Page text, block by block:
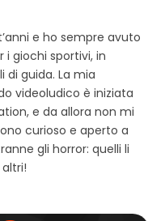
e ho sempre avuto
i giochi sportivi, in
di guida. La mia
videoludico è iniziata
e da allora non mi
curioso e aperto a
gli horror: quelli li